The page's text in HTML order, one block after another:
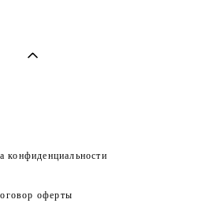
конфиденциальности
оферты